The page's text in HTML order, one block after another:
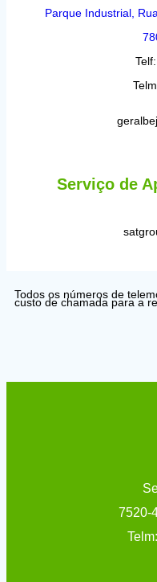
Parque Industrial,
Serviço de
Todos os números de
custo de chamada para a
7520-